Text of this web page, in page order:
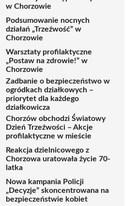
w Chorzowie
Podsumowanie nocnych
działań „Trzeźwość” w
Chorzowie
Warsztaty profilaktyczne
„Postaw na zdrowie!” w
Chorzowie
Zadbanie o bezpieczeństwo w
ogródkach działkowych –
priorytet dla każdego
działkowicza
Chorzów obchodzi Światowy
Dzień Trzeźwości – Akcje
profilaktyczne w mieście
Reakcja dzielnicowego z
Chorzowa uratowała życie 70-
latka
Nowa kampania Policji
„Decyzje” skoncentrowana na
bezpieczeństwie kobiet